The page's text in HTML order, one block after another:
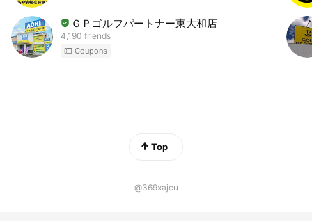
ＧＰゴルフパートナー東大和店
4,190 friends
Coupons
Top
@369xajcu